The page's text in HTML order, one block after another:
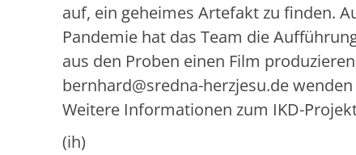
auf, ein geheimes Artefakt zu finden.
Pandemie hat das Team die
aus den Proben einen Film
bernhard@sredna-herzjesu.de
Weitere Informationen zum IKD-
(ih)